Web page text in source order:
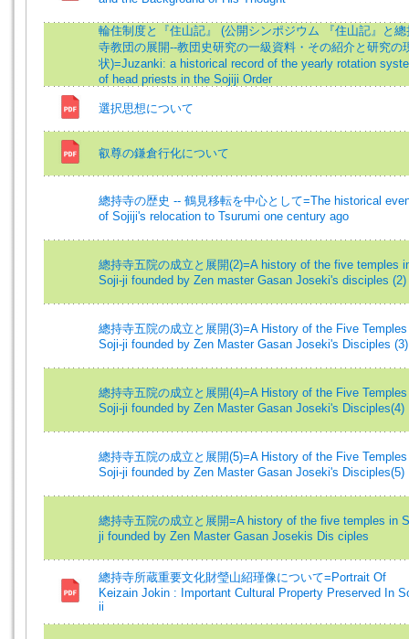
輪住制度と『住山記』 (公開シンポジウム 『住山記』と總
寺教団の展開--教団史研究の一級資料・その紹介と研究の
状)=Juzanki: a historical record of the yearly rotation
of head priests in the Sojiji Order
選択思想について
叡尊の鎌倉行化について
總持寺の歴史 -- 鶴見移転を中心として=The historical
of Sojiji's relocation to Tsurumi one century ago
總持寺五院の成立と展開(2)=A history of the five temples
Soji-ji founded by Zen master Gasan Joseki's disciples (2)
總持寺五院の成立と展開(3)=A History of the Five
Soji-ji founded by Zen Master Gasan Joseki's Disciples (3)
總持寺五院の成立と展開(4)=A History of the Five
Soji-ji founded by Zen Master Gasan Joseki's Disciples(4)
總持寺五院の成立と展開(5)=A History of the Five
Soji-ji founded by Zen Master Gasan Joseki's Disciples(5)
總持寺五院の成立と展開=A history of the five temples in
ji founded by Zen Master Gasan Josekis Dis ciples
總持寺所蔵重要文化財瑩山紹瑾像について=Portrait Of
Keizain Jokin : Important Cultural Property Preserved In
ii